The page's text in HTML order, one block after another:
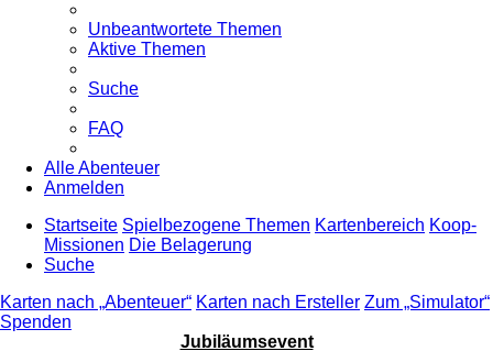
Unbeantwortete Themen
Aktive Themen
Suche
FAQ
Alle Abenteuer
Anmelden
Startseite Spielbezogene Themen Kartenbereich Koop-
Missionen Die Belagerung
Suche
Karten nach „Abenteuer“ Karten nach Ersteller Zum „Simulator“
Spenden
Jubiläumsevent